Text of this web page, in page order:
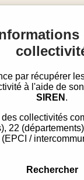
à l'aide de son
SIREN .
22
(EPCI /
Rechercher